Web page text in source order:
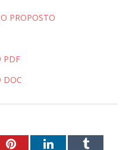
PROPOSTO
PDF
DOC
PinterestLinkedInTumblr